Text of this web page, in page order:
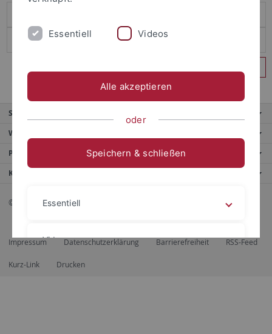
Service
Weitere Angebote
Portale
Kontaktinfo
© 2026 Eberhard Karls Universität Tübingen, Tübingen
Impressum Datenschutzerklärung Barrierefreiheit RSS-Feed
Kurz-Link Drucken
Essentiell Videos
Alle akzeptieren
oder
Speichern & schließen
Essentiell
Videos